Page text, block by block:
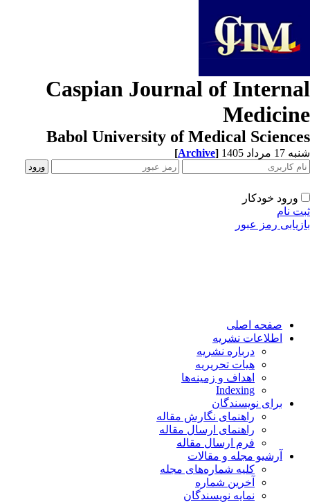
Caspian Journal of
Babol University of Medical
مرداد 1405 [Archive]
ورود خودکار
نام
رمز عبور
صفحه اصلی
اطلاعات نشریه
درباره نشریه
هیات تحریریه
اهداف و زمینه‌ها
Indexing
برای نویسندگان
راهنمای نگارش مقاله
راهنمای ارسال مقاله
فرم ارسال مقاله
آرشیو مجله و مقالات
کلیه شماره‌های مجله
آخرین شماره
نمایه نویسندگان